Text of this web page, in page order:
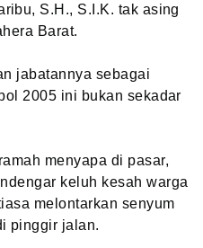
S.H., S.I.K. tak asing
Barat.
jabatannya sebagai
2005 ini bukan sekadar
menyapa di pasar,
keluh kesah warga
melontarkan senyum
pinggir jalan.